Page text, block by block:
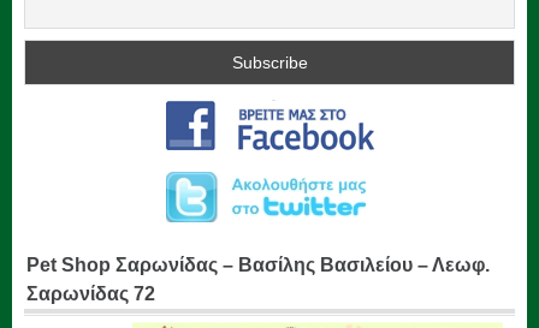
Pet Shop Σαρωνίδας – Βασίλης Βασιλείου – Λεωφ.
Σαρωνίδας 72